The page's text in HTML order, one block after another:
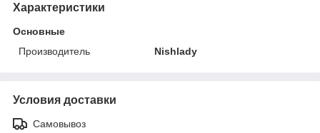
Характеристики
Основные
Производитель
Nishlady
Условия доставки
Самовывоз